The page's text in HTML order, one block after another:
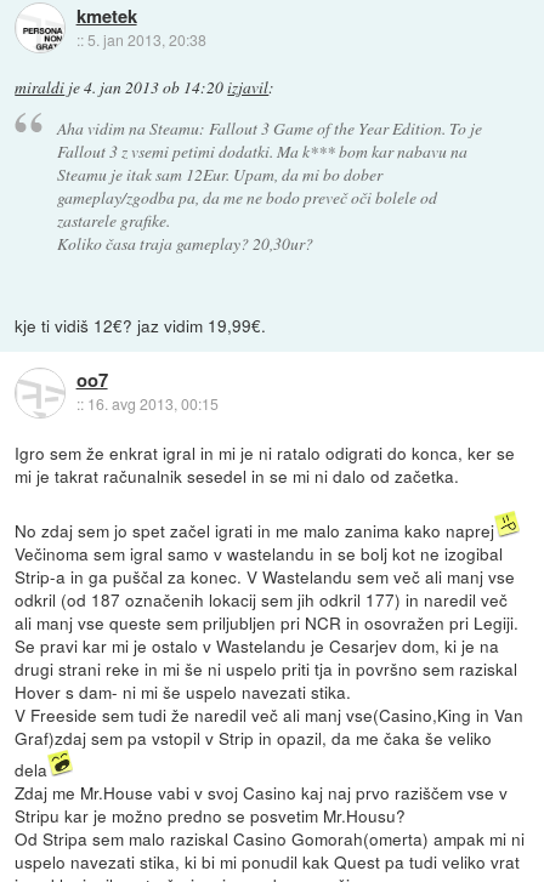
kmetek
:: 5. jan 2013, 20:38
miraldi je4. jan 2013 ob 14:20izjavil:
Aha vidim na Steamu: Fallout 3 Game of the Year Edition. To je
Fallout 3 z vsemi petimi dodatki. Ma k*** bom kar nabavu na
Steamu je itak sam 12Eur. Upam, da mi bo dober
gameplay/zgodba pa, da me ne bodo preveč oči bolele od
zastarele grafike.
Koliko časa traja gameplay? 20,30ur?
kje ti vidiš 12€? jaz vidim 19,99€.
oo7
:: 16. avg 2013, 00:15
Igro sem že enkrat igral in mi je ni ratalo odigrati do konca, ker se
mi je takrat računalnik sesedel in se mi ni dalo od začetka.
No zdaj sem jo spet začel igrati in me malo zanima kako naprej
Večinoma sem igral samo v wastelandu in se bolj kot ne izogibal
Strip-a in ga puščal za konec. V Wastelandu sem več ali manj vse
odkril (od 187 označenih lokacij sem jih odkril 177) in naredil več
ali manj vse queste sem priljubljen pri NCR in osovražen pri Legiji.
Se pravi kar mi je ostalo v Wastelandu je Cesarjev dom, ki je na
drugi strani reke in mi še ni uspelo priti tja in površno sem raziskal
Hover s dam- ni mi še uspelo navezati stika.
V Freeside sem tudi že naredil več ali manj vse(Casino,King in Van
Graf)zdaj sem pa vstopil v Strip in opazil, da me čaka še veliko
dela
Zdaj me Mr.House vabi v svoj Casino kaj naj prvo raziščem vse v
Stripu kar je možno predno se posvetim Mr.Housu?
Od Stripa sem malo raziskal Casino Gomorah(omerta) ampak mi ni
uspelo navezati stika, ki bi mi ponudil kak Quest pa tudi veliko vrat